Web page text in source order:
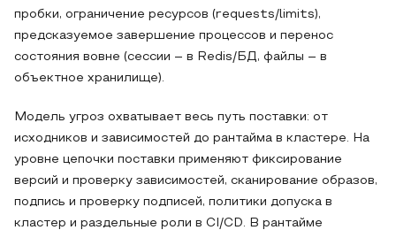
пробки, ограничение ресурсов (requests/limits),
предсказуемое завершение процессов и перенос
состояния вовне (сессии – в Redis/БД, файлы – в
объектное хранилище).
Модель угроз охватывает весь путь поставки: от
исходников и зависимостей до рантайма в кластере. На
уровне цепочки поставки применяют фиксирование
версий и проверку зависимостей, сканирование образов,
подпись и проверку подписей, политики допуска в
кластер и раздельные роли в CI/CD. В рантайме